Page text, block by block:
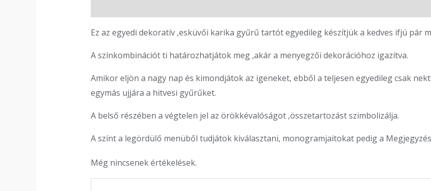
Ez az egyedi dekoratív ,esküvői karika gyűrű tartót egyedileg készítjük a kedves ifjú pár
A színkombinációt ti határozhatjátok meg ,akár a menyegzői dekorációhoz igazítva.
Amikor eljön a nagy nap és kimondjátok az igeneket, ebből a teljesen egyedileg csak
egymás ujjára a hitvesi gyűrűket.
A belső részében a végtelen jel az örökkévalóságot ,összetartozást szimbolizálja.
A színt a legördülő menüből tudjátok kiválasztani, monogramjaitokat pedig a
Még nincsenek értékelések.